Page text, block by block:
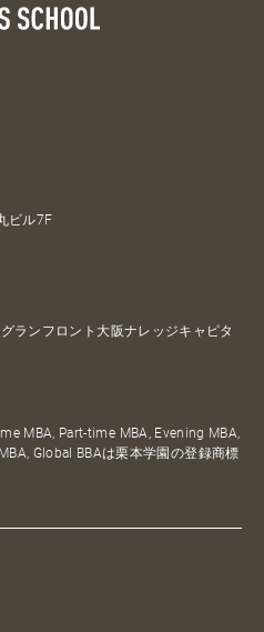
ビル7F
ランフロント大阪ナレッジキャピタ
MBA, Part-time MBA, Evening MBA,
Global BBAは栗本学園の登録商標